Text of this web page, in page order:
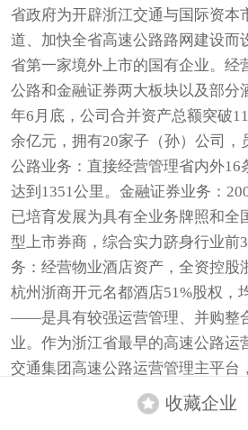
省政府为开辟浙江交通与国际资本
道、加快全省高速公路路网建设而
省第一家境外上市的国有企业。经
公路和金融证券两大板块以及部分
年6月底，公司合并资产总额突破
余亿元，拥有20家子（孙）公司，
公路业务：直接经营管理省内外16
达到1351公里。金融证券业务：
已培育发展为具有全业务牌照和全
型上市券商，综合实力跻身行业前
务：经营物业酒店资产，全资控股
杭州浙商开元名都酒店51%股权，
——是具有较强运营管理、并购整
业。作为浙江省最早的高速公路运
交通集团高速公路运营管理主平台
以公众出行需求为导向，不断做强
标准化、智能化、集约化、品牌化
收藏企业